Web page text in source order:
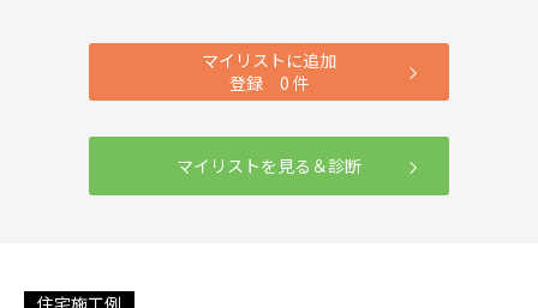
マイリストに追加
登録 0 件
マイリストを見る＆診断
住宅施工例